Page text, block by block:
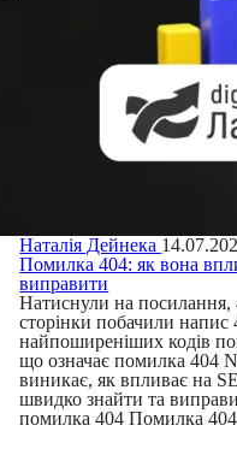
Наталія Дейнека
Помилка 404: як вона
виправити
Натиснули на посилання,
сторінки побачили
найпоширеніших кодів
що означає помилка 404
виникає, як впливає на
швидко знайти та
помилка 404 Помилка